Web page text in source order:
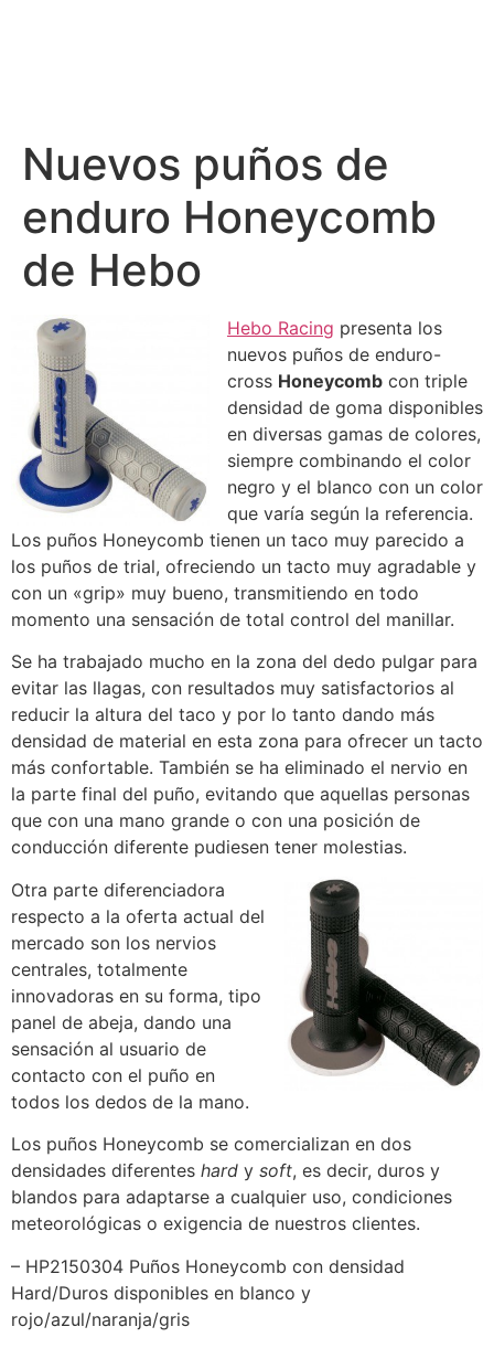
Nuevos puños de
enduro Honeycomb
de Hebo
Hebo Racing presenta los
nuevos puños de enduro-
cross Honeycomb con triple
densidad de goma disponibles
en diversas gamas de colores,
siempre combinando el color
negro y el blanco con un color
que varía según la referencia.
Los puños Honeycomb tienen un taco muy parecido a
los puños de trial, ofreciendo un tacto muy agradable y
con un «grip» muy bueno, transmitiendo en todo
momento una sensación de total control del manillar.
Se ha trabajado mucho en la zona del dedo pulgar para
evitar las llagas, con resultados muy satisfactorios al
reducir la altura del taco y por lo tanto dando más
densidad de material en esta zona para ofrecer un tacto
más confortable. También se ha eliminado el nervio en
la parte final del puño, evitando que aquellas personas
que con una mano grande o con una posición de
conducción diferente pudiesen tener molestias.
Otra parte diferenciadora
respecto a la oferta actual del
mercado son los nervios
centrales, totalmente
innovadoras en su forma, tipo
panel de abeja, dando una
sensación al usuario de
contacto con el puño en
todos los dedos de la mano.
Los puños Honeycomb se comercializan en dos
densidades diferentes hard y soft, es decir, duros y
blandos para adaptarse a cualquier uso, condiciones
meteorológicas o exigencia de nuestros clientes.
– HP2150304 Puños Honeycomb con densidad
Hard/Duros disponibles en blanco y
rojo/azul/naranja/gris